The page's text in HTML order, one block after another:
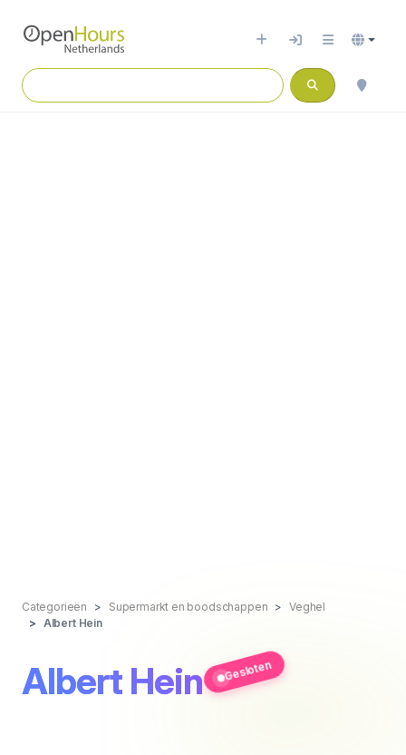
Categorieën Supermarkt en boodschappen
Veghel
Albert Hein
Albert Hein Gesloten